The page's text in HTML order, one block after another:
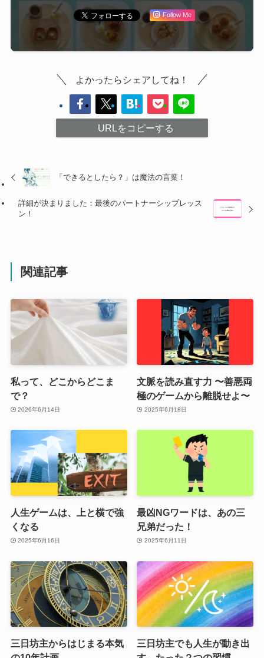
Follow Me
よかったらシェアしてね！
URLをコピーする
「できるとしたら？」は魔法の言葉！
詳細が決まりました：最後のパートナーシップレッス
ン！
関連記事
私って、どこからどこま
で？
2026年6月14日
文脈を読み直す力 〜善悪両
極のゲームから離脱せよ〜
2025年6月18日
人生ゲームは、上と横で強
くなる
2025年6月16日
最凶NGワードは、あの三
兄弟だった！
2025年6月11日
三日坊主からはじまる本気
三日坊主でも人生が動き出